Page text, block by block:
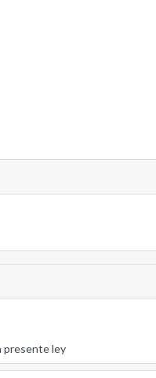
presente ley